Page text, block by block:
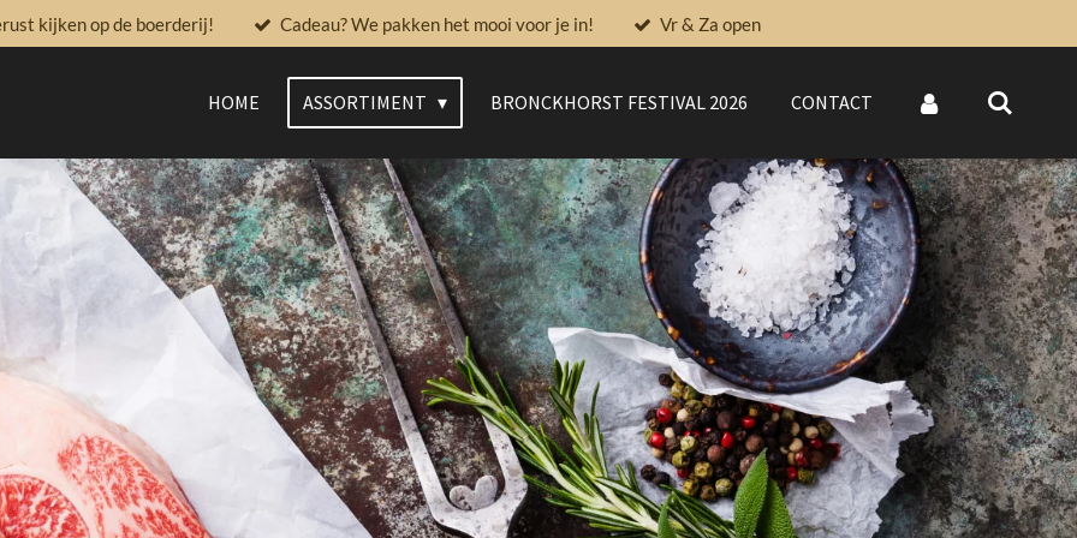
kijken op de boerderij! Cadeau? We pakken het mooi voor je in! Vr & Za open
HOME ASSORTIMENT BRONCKHORST FESTIVAL 2026 CONTACT